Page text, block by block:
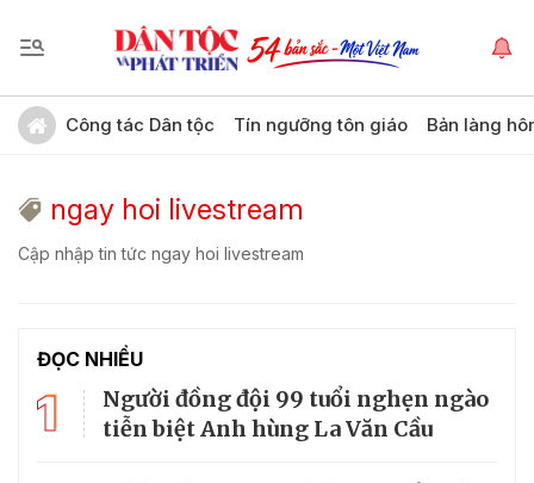
Công tác Dân tộc Tín ngưỡng tôn giáo Bản làng
ngay hoi livestream
Cập nhập tin tức ngay hoi livestream
ĐỌC NHIỀU
1
Người đồng đội 99 tuổi nghẹn ngào
tiễn biệt Anh hùng La Văn Cầu